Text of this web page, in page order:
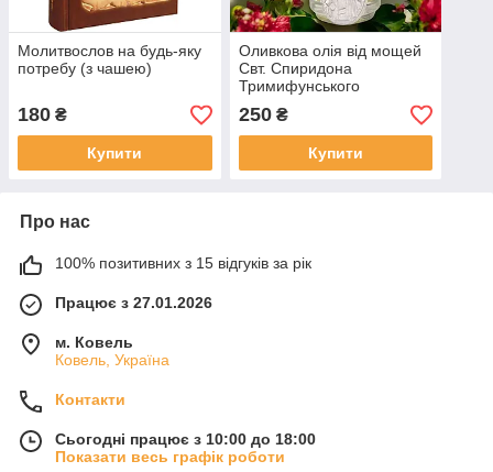
Молитвослов на будь-яку
потребу (з чашею)
180 ₴
Купити
Оливкова олія від мощей
Свт. Спиридона
Тримифунського
250₴
Купити
Про нас
100% позитивних з 15 відгуків за рік
Працює з 27.01.2026
м. Ковель
Ковель, Україна
Контакти
Сьогодні працює з 10:00 до 18:00
Показати весь графік роботи